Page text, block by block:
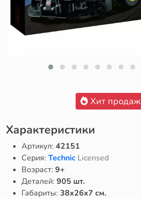
Хит продаж
Характеристики
Артикул: 42151
Серия: Technic Licensed
Возраст: 9+
Деталей: 905 шт.
Габариты: 38x26x7 см.